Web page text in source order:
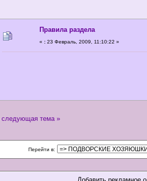
Правила раздела
« : 23 Февраль, 2009, 11:10:22 »
следующая тема »
Перейти в: